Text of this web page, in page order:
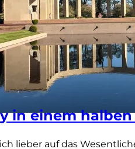
in einem halben
lieber auf das